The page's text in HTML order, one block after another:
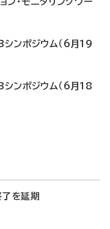
シンポジウム（6月19
シンポジウム（6月18
了を延期